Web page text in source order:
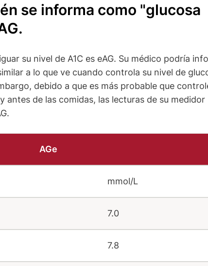
se informa como "glucosa
su nivel de A1C es eAG. Su médico podría
a lo que ve cuando controla su nivel de
debido a que es más probable que
antes de las comidas, las lecturas de su medidor
AGe
mmol/L
7.0
7.8